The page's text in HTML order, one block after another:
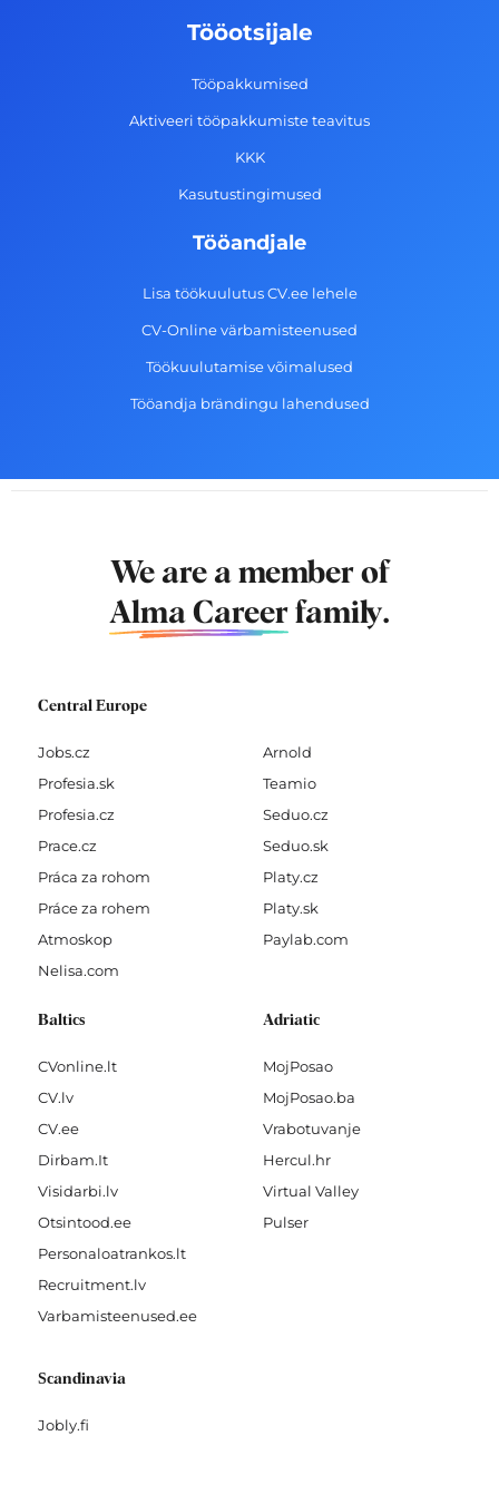
-
g
a
m
d
n
Tööotsijale
Tööpakkumised
Aktiveeri tööpakkumiste teavitus
KKK
Kasutustingimused
Tööandjale
Lisa töökuulutus CV.ee lehele
CV-Online värbamisteenused
Töökuulutamise võimalused
Tööandja brändingu lahendused
We are a member of
Alma Career family.
Central Europe
Jobs.cz
Profesia.sk
Profesia.cz
Prace.cz
Práca za rohom
Práce za rohem
Atmoskop
Nelisa.com
Arnold
Teamio
Seduo.cz
Seduo.sk
Platy.cz
Platy.sk
Paylab.com
Baltics
CVonline.lt
CV.lv
CV.ee
Dirbam.It
Visidarbi.lv
Otsintood.ee
Personaloatrankos.lt
Recruitment.lv
Varbamisteenused.ee
Adriatic
MojPosao
MojPosao.ba
Vrabotuvanje
Hercul.hr
Virtual Valley
Pulser
Scandinavia
Jobly.fi